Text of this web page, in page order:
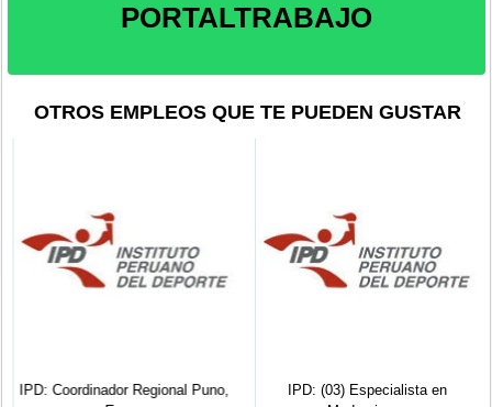
PORTALTRABAJO
OTROS EMPLEOS QUE TE PUEDEN GUSTAR
IPD: Coordinador Regional Puno,
IPD: (03) Especialista en